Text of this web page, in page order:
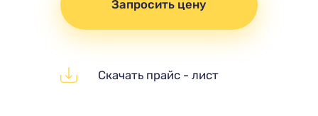
Запросить цену
Скачать прайс - лист